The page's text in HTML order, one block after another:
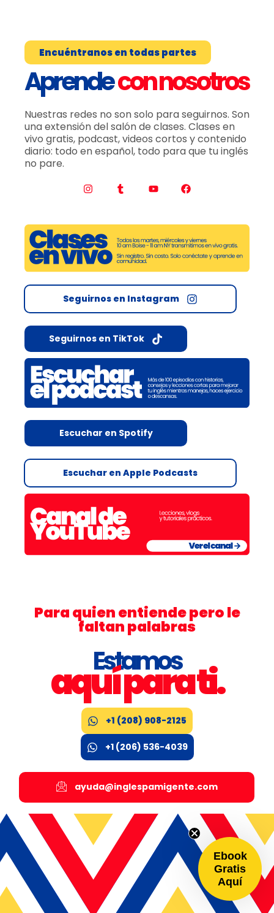
Encuéntranos en todas partes
Aprendecon nosotros
Nuestras redes no son solo para seguirnos. Son
una extensión del salón de clases. Clases en
vivo gratis, podcast, videos cortos y contenido
diario: todo en español, todo para que tu inglés
no pare.
Seguirnos en Instagram
Seguirnos en TikTok
Escuchar en Spotify
Escuchar en Apple Podcasts
Para quien entiende pero le
faltan palabras
Estamos
aquí para ti.
+1 (208) 908-2125
+1 (206) 536-4039
ayuda@inglespamigente.com
Ebook
Gratis
Aquí